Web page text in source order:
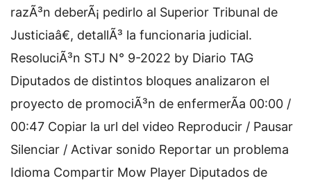
razÃ³n deberÃ¡ pedirlo al Superior Tribunal de
Justiciaâ€, detallÃ³ la funcionaria judicial.
ResoluciÃ³n STJ N° 9-2022 by Diario TAG
Diputados de distintos bloques analizaron el
proyecto de promociÃ³n de enfermerÃ­a 00:00 /
00:47 Copiar la url del video Reproducir / Pausar
Silenciar / Activar sonido Reportar un problema
Idioma Compartir Mow Player Diputados de